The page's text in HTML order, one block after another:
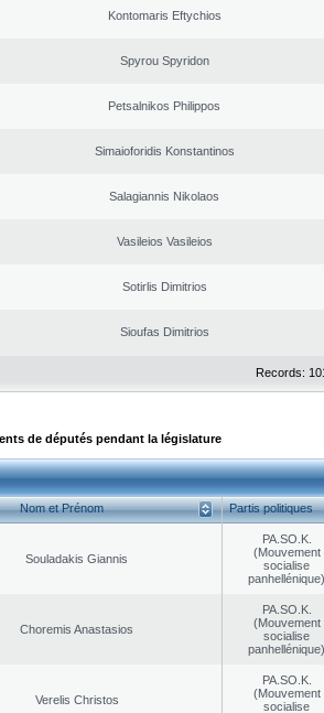
Kontomaris Eftychios
Spyrou Spyridon
Petsalnikos Philippos
Simaioforidis Konstantinos
Salagiannis Nikolaos
Vasileios Vasileios
Sotirlis Dimitrios
Sioufas Dimitrios
Records:
de députés pendant la législature
Nom et Prénom Partis politiques
Souladakis Giannis
PA.SO.K.
(Mouvement
socialise
panhellénique)
Choremis Anastasios
PA.SO.K.
(Mouvement
socialise
panhellénique)
Verelis Christos
PA.SO.K.
(Mouvement
socialise